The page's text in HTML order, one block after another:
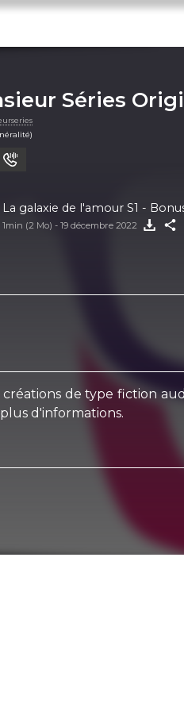
Séries
La galaxie de l'amour S1 -
1min (2 Mo) - 19 décembre 2022
de type fiction
d'informations.